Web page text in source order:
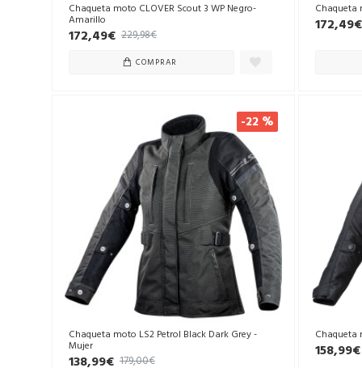
Chaqueta moto CLOVER Scout 3 WP Negro-
Amarillo
172,49€ 229,98€
COMPRAR
Chaqueta
172,49€
-22 %
Chaqueta moto LS2 Petrol Black Dark Grey -
Mujer
138,99€ 179,00€
Chaqueta
158,99€